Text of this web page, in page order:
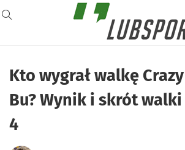
Kto wygrał walkę
Bu? Wynik i skrót walki
4